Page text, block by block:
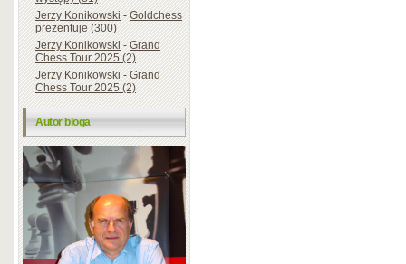
Jerzy Konikowski-Goldchess
prezentuje (300)
Jerzy Konikowski-Grand
Chess Tour 2025 (2)
Jerzy Konikowski-Grand
Chess Tour 2025 (2)
Autor bloga